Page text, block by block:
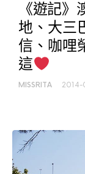
《遊記》
地、大三
信、咖哩
這
MISSRITA